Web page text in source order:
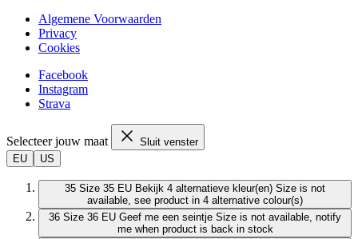
Algemene Voorwaarden
Privacy
Cookies
Facebook
Instagram
Strava
Selecteer jouw maat
Sluit venster
EU
US
35 Size 35 EU Bekijk 4 alternatieve kleur(en) Size is not
available, see product in 4 alternative colour(s)
36 Size 36 EU Geef me een seintje Size is not available, notify
me when product is back in stock